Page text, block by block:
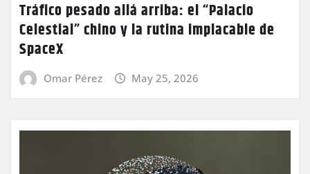
Tráfico pesado allá arriba: el “Palacio
Celestial” chino y la rutina implacable de
SpaceX
Omar Pérez May 25, 2026